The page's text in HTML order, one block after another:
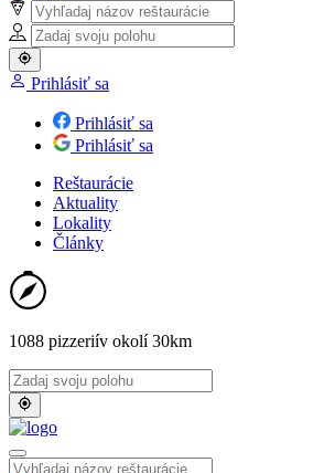
Prihlásiť sa
Prihlásiť sa
Prihlásiť sa
Reštaurácie
Aktuality
Lokality
Články
1088 pizzeriív okolí 30km